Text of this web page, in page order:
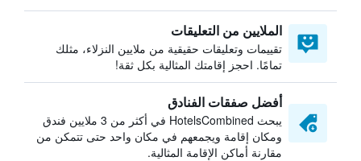
الملايين من التعليقات
تقييمات وتعليقات حقيقية من ملايين النزلاء، مثلك
تمامًا. احجز إقامتك المثالية بكل ثقة!
أفضل صفقات الفنادق
يبحث HotelsCombined في أكثر من 3 ملايين فندق
ومكان إقامة ويجمعهم في مكان واحد حتى تتمكن من
مقارنة أماكن الإقامة المثالية.